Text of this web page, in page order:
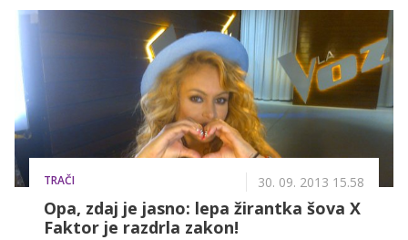
nohtih, popoldne se klestimo s sirkovimi vejami,
zvečer pa se zavijamo v mrtev islandski mah in kot
mumije spimo zavite v kilometre folije.
TRAČI 30. 09. 2013 15.58
Opa, zdaj je jasno: lepa žirantka šova X
Faktor je razdrla zakon!